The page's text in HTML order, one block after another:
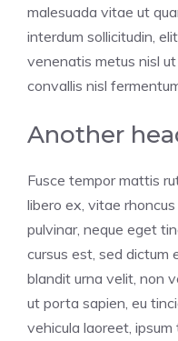
malesuada vitae ut
interdum sollicitudin,
venenatis metus nisl
convallis nisl
Another
Fusce tempor mattis
libero ex, vitae
pulvinar, neque eget
cursus est, sed dictum
blandit urna velit, non
ut porta sapien, eu
vehicula laoreet,